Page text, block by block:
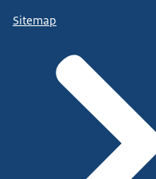
Sitemap